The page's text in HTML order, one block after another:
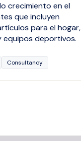
crecimiento en el
que incluyen
para el hogar,
equipos deportivos.
Consultancy